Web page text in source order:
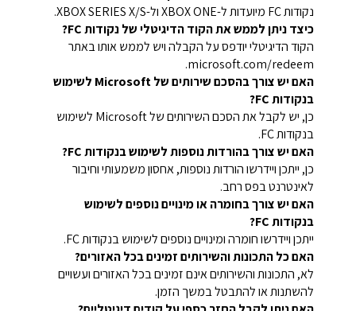
נקודות FC מיועדות ל-XBOX ONE ול-XBOX SERIES X/S.
כיצד ניתן לממש את הקוד הדיגיטלי של נקודות FC?
הקוד הדיגיטלי יודפס על הקבלה ויש לממש אותו באתר
microsoft.com/redeem.
האם יש צורך בהסכם שירותים של Microsoft לשימוש
בנקודות FC?
כן, יש לקבל את הסכם השירותים של Microsoft לשימוש
בנקודות FC.
האם יש צורך בהורדות נוספות לשימוש בנקודות FC?
כן, ייתכן ויידרשו הורדות נוספות, אחסון משמעותי וחיבור
לאינטרנט בפס רחב.
האם יש צורך בחומרה או מינויים נוספים לשימוש
בנקודות FC?
ייתכן ויידרשו חומרה ומינויים נוספים לשימוש בנקודות FC.
האם כל התכונות והשירותים זמינים בכל האזורים?
לא, התכונות והשירותים אינם זמינים בכל האזורים ועשויים
להשתנות או להתבטל במשך הזמן.